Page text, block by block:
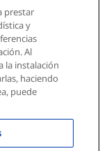
prestar
y
Al
la instalación
haciendo
puede